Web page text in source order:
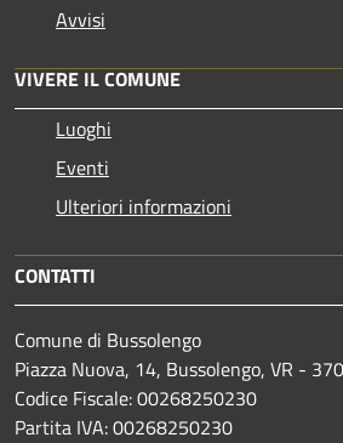
Avvisi
VIVERE IL COMUNE
Luoghi
Eventi
Ulteriori informazioni
CONTATTI
Comune di Bussolengo
Piazza Nuova, 14, Bussolengo, VR -
Codice Fiscale: 00268250230
Partita IVA: 00268250230